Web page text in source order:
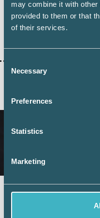
may combine it with other
provided to them or that
of their services.
Consent
Selection
Necessary
Preferences
Statistics
Marketing
AKTUELLA ARTIKLAR
Fler företag väljer